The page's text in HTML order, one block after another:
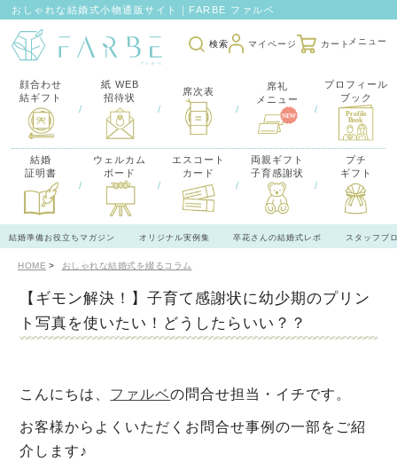
おしゃれな結婚式小物通販サイト｜FARBE ファルベ
検索 マイページ カート
顔合わせ
結ギフト
/
紙 WEB
招待状
/
席次表
/
席礼
メニュー
/
プロフィール
ブック
結婚
証明書
/
ウェルカム
ボード
/
エスコート
カード
/
両親ギフト
子育感謝状
/
プチ
ギフト
結婚準備お役立ちマガジン オリジナル実例集 卒花さんの結婚式レポ スタッフブ
HOME おしゃれな結婚式を綴るコラム
【ギモン解決！】子育て感謝状に幼少期のプリン
ト写真を使いたい！どうしたらいい？？
こんにちは、 ファルベの問合せ担当・イチです。
お客様からよくいただくお問合せ事例の一部をご紹
介します♪